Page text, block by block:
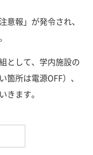
意報」が発令され、
として、学内施設の
箇所は電源OFF）、
きます。